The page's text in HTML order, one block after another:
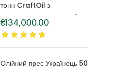
тонн CraftOil з
капролоновою бочкою 3
літри
₴134,000.00
Олійний прес Українець 50